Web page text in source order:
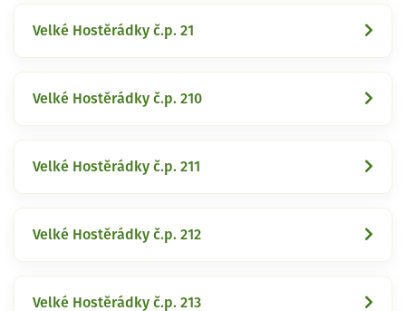
Velké Hostěrádky č.p. 21
Velké Hostěrádky č.p. 210
Velké Hostěrádky č.p. 211
Velké Hostěrádky č.p. 212
Velké Hostěrádky č.p. 213